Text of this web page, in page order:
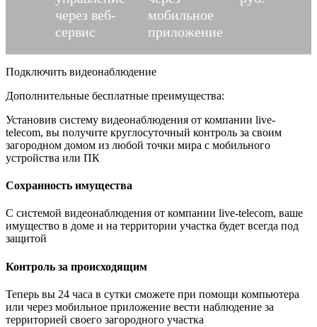
через веб-
сервис
мобильное
приложение
Подключить видеонаблюдение
Дополнительные бесплатные преимущества:
Установив систему видеонаблюдения от компании live-
telecom, вы получите круглосуточный контроль за своим
загородном домом из любой точки мира с мобильного
устройства или ПК
Сохранность имущества
С системой видеонаблюдения от компании live-telecom, ваше
имущество в доме и на территории участка будет всегда под
защитой
Контроль за происходящим
Теперь вы 24 часа в сутки сможете при помощи компьютера
или через мобильное приложение вести наблюдение за
территорией своего загородного участка